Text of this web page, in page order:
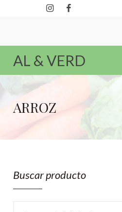
AL & VERD
ARROZ
Buscar producto